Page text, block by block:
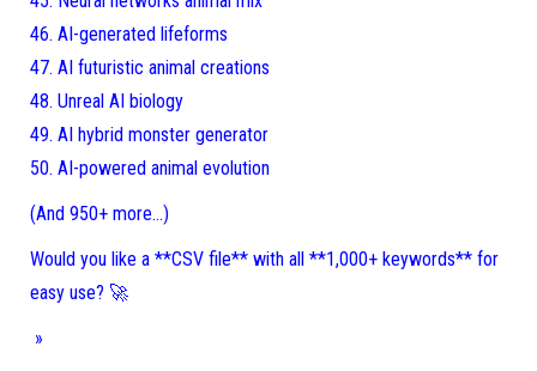
46. AI-generated lifeforms
47. AI futuristic animal creations
48. Unreal AI biology
49. AI hybrid monster generator
50. AI-powered animal evolution
(And 950+ more…)
Would you like a **CSV file** with all **1,000+ keywords** for
easy use? 🚀
»